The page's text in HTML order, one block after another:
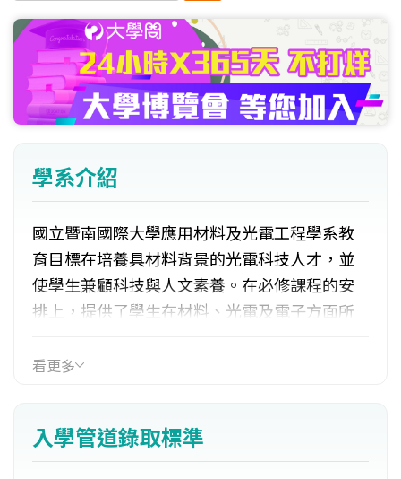
學系介紹
國立暨南國際大學應用材料及光電工程學系教
育目標在培養具材料背景的光電科技人才，並
使學生兼顧科技與人文素養。在必修課程的安
排上，提供了學生在材料、光電及電子方面所
三起，選修課程將包括材料及光電兩大領域，
路實驗、光電工程實驗、材料實驗及奈米製作
實驗等。大三下則另外安排了專題課程，使學
看更多
入學管道錄取標準